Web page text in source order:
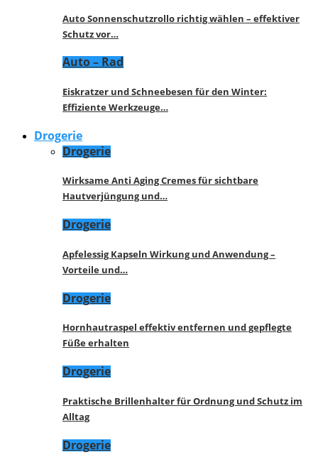
Auto Sonnenschutzrollo richtig wählen – effektiver
Schutz vor…
Auto – Rad
Eiskratzer und Schneebesen für den Winter:
Effiziente Werkzeuge…
Drogerie
Drogerie
Wirksame Anti Aging Cremes für sichtbare
Hautverjüngung und…
Drogerie
Apfelessig Kapseln Wirkung und Anwendung –
Vorteile und…
Drogerie
Hornhautraspel effektiv entfernen und gepflegte
Füße erhalten
Drogerie
Praktische Brillenhalter für Ordnung und Schutz im
Alltag
Drogerie